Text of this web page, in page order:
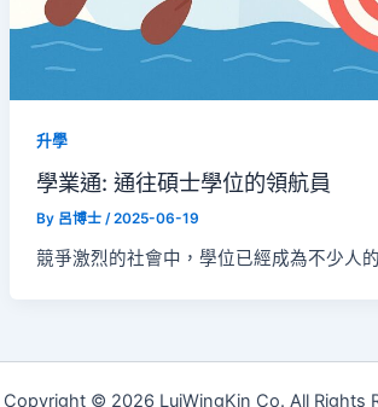
升學
學業通: 通往碩士學位的領航員
By 呂博士 /2025-06-19
競爭激烈的社會中，學位已經成為不少人
Copyright © 2026 LuiWingKin Co. All Rights